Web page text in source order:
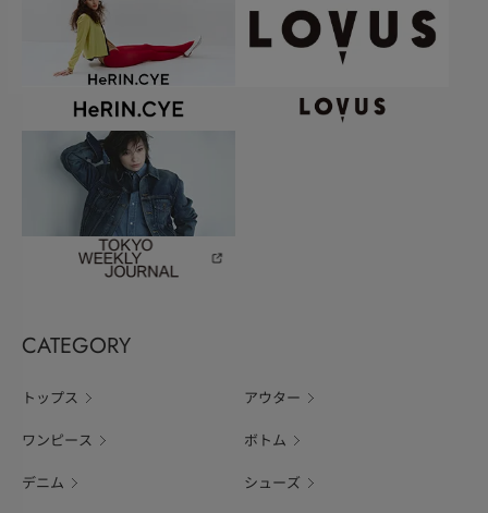
CATEGORY
トップス アウター
ワンピース ボトム
デニム シューズ